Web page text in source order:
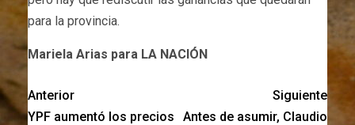
para la provincia.
Mariela Arias para LA NACIÓN
Anterior
YPF aumentó los precios
Siguiente
Antes de asumir, Claudio